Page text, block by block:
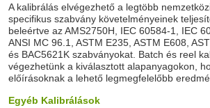
A kalibrálás elvégezhető a legtöbb
specifikus szabvány követelményeinek
beleértve az AMS2750H, IEC 60584-1, IEC
ANSI MC 96.1, ASTM E235, ASTM E608,
és BAC5621K szabványokat. Batch és reel
végezhetünk a kiválasztott alapanyagokon,
előírásoknak a lehető legmegfelelőbb
Egyéb Kalibrálások